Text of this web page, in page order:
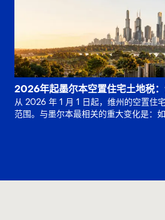
2026年起墨尔本空置住宅土地税：
从 2026 年 1 月 1 日起，维州的空置住
范围。与墨尔本最相关的重大变化是：